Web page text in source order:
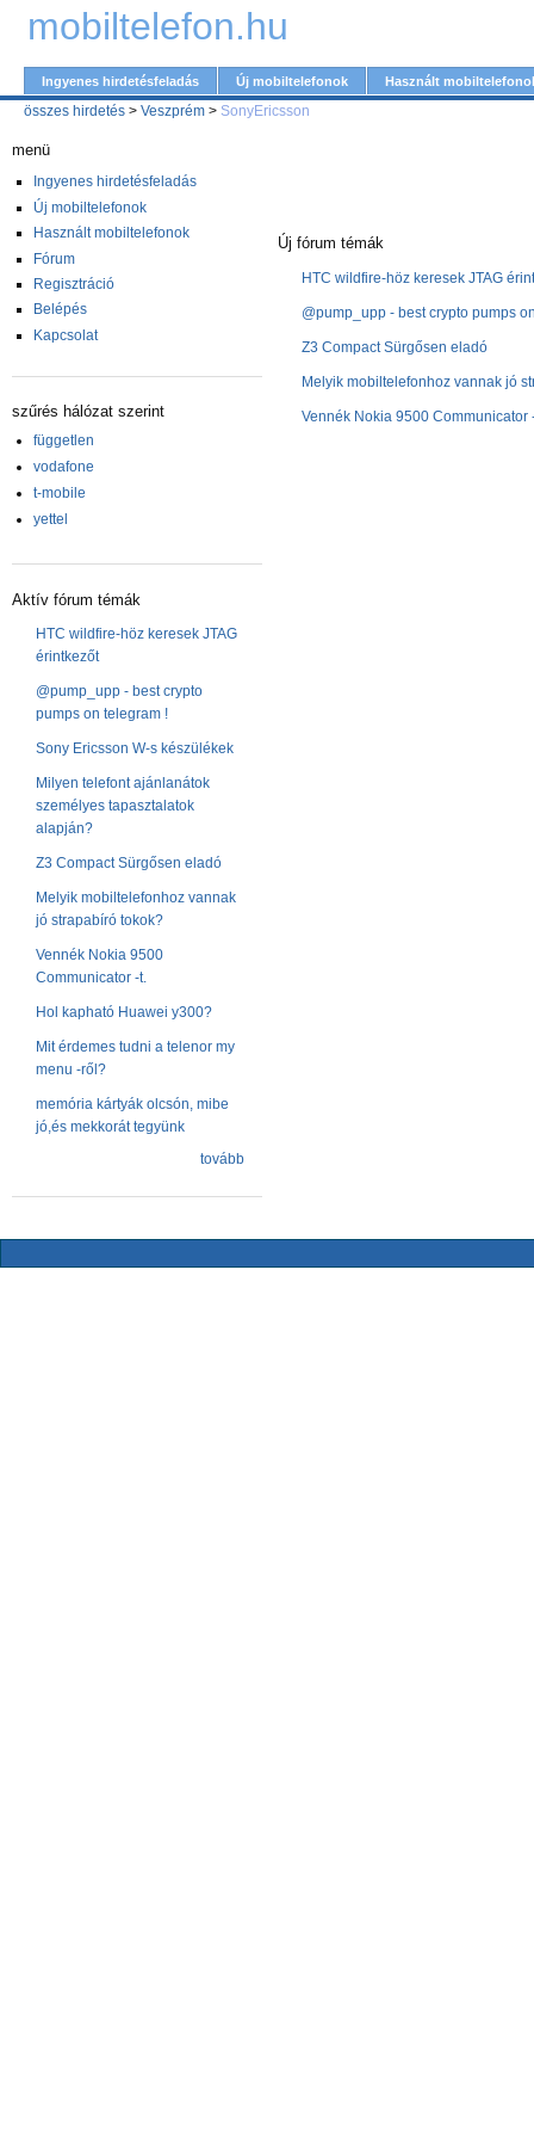
mobiltelefon.hu
Ingyenes hirdetésfeladás Új mobiltelefonok Használt
összes hirdetés > Veszprém > SonyEricsson
menü
Ingyenes hirdetésfeladás
Új mobiltelefonok
Használt mobiltelefonok
Fórum
Regisztráció
Belépés
Kapcsolat
szűrés hálózat szerint
független
vodafone
t-mobile
yettel
Aktív fórum témák
HTC wildfire-höz keresek JTAG
érintkezőt
@pump_upp - best crypto
pumps on telegram !
Sony Ericsson W-s készülékek
Milyen telefont ajánlanátok
személyes tapasztalatok
alapján?
Z3 Compact Sürgősen eladó
Melyik mobiltelefonhoz vannak
jó strapabíró tokok?
Vennék Nokia 9500
Communicator -t.
Hol kapható Huawei y300?
Mit érdemes tudni a telenor my
menu -ről?
memória kártyák olcsón, mibe
jó,és mekkorát tegyünk
tovább
Új fórum témák
HTC wildfire-höz keresek JTAG
@pump_upp - best crypto pumps
Z3 Compact Sürgősen eladó
Melyik mobiltelefonhoz vannak jó
Vennék Nokia 9500 Communicator